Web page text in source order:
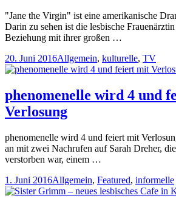
"Jane the Virgin" ist eine amerikanische
Darin zu sehen ist die lesbische
Beziehung mit ihrer großen …
20. Juni 2016Allgemein, kulturelle, TV
phenomenelle wird 4 und
Verlosung
phenomenelle wird 4 und feiert mit
an mit zwei Nachrufen auf Sarah Dreher,
verstorben war, einem …
1. Juni 2016Allgemein, Featured, informelle